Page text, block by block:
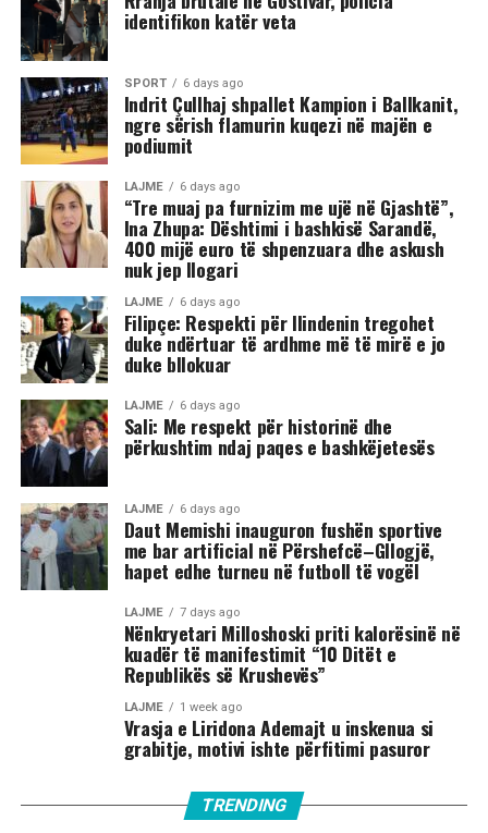
shihet se sulmi ka vazhduar me goditje të shumta ndaj
trupit të tij, gjë që ka shkaktuar reagime dhe dënime të
ashpra në rrjetet sociale.(INA)
identifikon katër veta
SPORT 6 days ago
Indrit Çullhaj shpallet Kampion i Ballkanit,
ngre sërish flamurin kuqezi në majën e
podiumit
LAJME 6 days ago
“Tre muaj pa furnizim me ujë në Gjashtë”,
Ina Zhupa: Dështimi i bashkisë Sarandë,
400 mijë euro të shpenzuara dhe askush
nuk jep llogari
LAJME 6 days ago
Filipçe: Respekti për Ilindenin tregohet
duke ndërtuar të ardhme më të mirë e jo
duke bllokuar
LAJME 6 days ago
Sali: Me respekt për historinë dhe
përkushtim ndaj paqes e bashkëjetesës
LAJME 6 days ago
Daut Memishi inauguron fushën sportive
me bar artificial në Përshefcë–Gllogjë,
hapet edhe turneu në futboll të vogël
LAJME 7 days ago
Nënkryetari Milloshoski priti kalorësinë në
kuadër të manifestimit “10 Ditët e
Republikës së Krushevës”
LAJME 1 week ago
Vrasja e Liridona Ademajt u inskenua si
grabitje, motivi ishte përfitimi pasuror
TRENDING